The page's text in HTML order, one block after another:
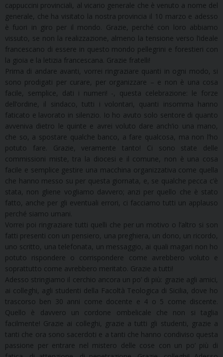
cappuccini provinciali, al vicario generale che è venuto a nome del
generale, che ha visitato la nostra provincia il 10 marzo e adesso
è fuori in giro per il mondo. Grazie, perché con loro abbiamo
vissuto, se non la realizzazione, almeno la tensione verso l’ideale
francescano di essere in questo mondo pellegrini e forestieri con
la gioia e la letizia francescana. Grazie fratelli!
Prima di andare avanti, vorrei ringraziare quanti in ogni modo, si
sono prodigati per curare, per organizzare – e non è una cosa
facile, semplice, dati i numeri! -, questa celebrazione: le forze
dell’ordine, il sindaco, tutti i volontari, quanti insomma hanno
faticato e lavorato in silenzio. Io ho avuto solo sentore di quanto
avveniva dietro le quinte e avrei voluto dare anch’io una mano,
che so, a spostare qualche banco, a fare qualcosa, ma non l’ho
potuto fare. Grazie, veramente tanto! Ci sono state delle
commissioni miste, tra la diocesi e il comune, non è una cosa
facile e semplice gestire una macchina organizzativa come quella
che hanno messo su per questa giornata, e, se qualche pecca c’è
stata, non gliene vogliamo davvero; anzi per quello che è stato
fatto, anche per gli eventuali errori, ci facciamo tutti un applauso
perché siamo umani.
Vorrei poi ringraziare tutti quelli che per un motivo o l’altro si son
fatti presenti con un pensiero, una preghiera, un dono, un ricordo,
uno scritto, una telefonata, un messaggio, ai quali magari non ho
potuto rispondere o corrispondere come avrebbero voluto e
soprattutto come avrebbero meritato. Grazie a tutti!
Adesso stringiamo il cerchio ancora un po’ di più: grazie agli amici,
ai colleghi, agli studenti della Facoltà Teologica di Sicilia, dove ho
trascorso ben 30 anni come docente e 4 o 5 come discente.
Quello è davvero un cordone ombelicale che non si taglia
facilmente! Grazie ai colleghi, grazie a tutti gli studenti, grazie a
tanti che ora sono sacerdoti e a tanti che hanno condiviso questa
passione per entrare nel mistero delle cose con un po’ più di